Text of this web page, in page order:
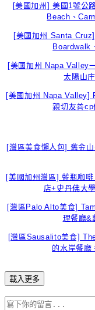
[美國加州] 美國1號公
Beach、
[美國加州 Santa
Boardwalk
[美國加州 Napa Valley
太陽山
[美國加州 Napa Valley]
親切友善
[灣區美食懶人包] 舊金
[美國加州灣區] 藍瓶咖
店+史丹佛大
[灣區Palo Alto美食]
理餐廳&
[灣區Sausalito美食]
的水岸餐廳
載入更多